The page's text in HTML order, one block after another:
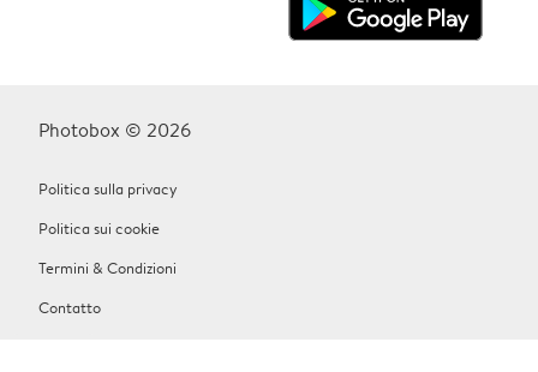
Photobox © 2026
Politica sulla privacy
Politica sui cookie
Termini & Condizioni
Contatto